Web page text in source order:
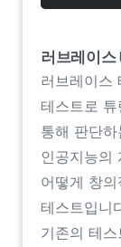
러브레이스
러브레이스
테스트로
통해 판단
인공지능의
어떻게 창
테스트입니
기존의 테